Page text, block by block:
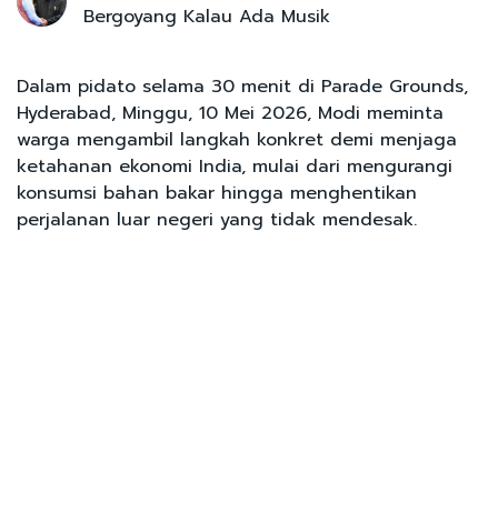
Bergoyang Kalau Ada Musik
Dalam pidato selama 30 menit di Parade Grounds,
Hyderabad, Minggu, 10 Mei 2026, Modi meminta
warga mengambil langkah konkret demi menjaga
ketahanan ekonomi India, mulai dari mengurangi
konsumsi bahan bakar hingga menghentikan
perjalanan luar negeri yang tidak mendesak.